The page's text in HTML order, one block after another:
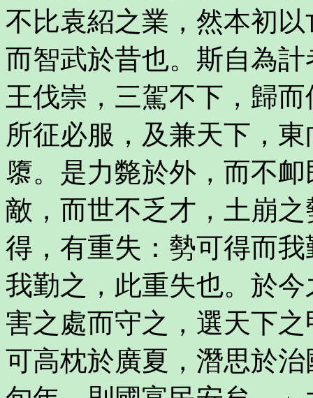
不比袁紹之業，然本初
而智武於昔也。斯自為
王伐崇，三駕不下，歸
所征必服，及兼天下，
隳。是力斃於外，而不
敵，而世不乏才，土崩
得，有重失：勢可得而
我勤之，此重失也。於
害之處而守之，選天下
可高枕於廣夏，潛思於